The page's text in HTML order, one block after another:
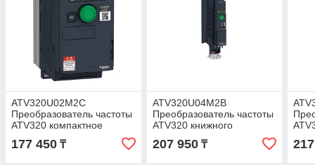
ATV320U02M2C
Преобразователь частоты
ATV320 компактное
исполнение 0.18 кВт 240
В 1Ф
177 450 ₸
ATV320U04M2B
Преобразователь частоты
ATV320 книжного
исполнение 0,37 кВт 240
В 1Ф
207 950₸
В